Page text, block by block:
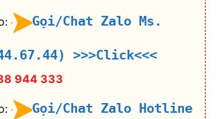
Gọi/Chat Zalo Ms.
>>>Click<<<
944 333
Gọi/Chat Zalo Hotline